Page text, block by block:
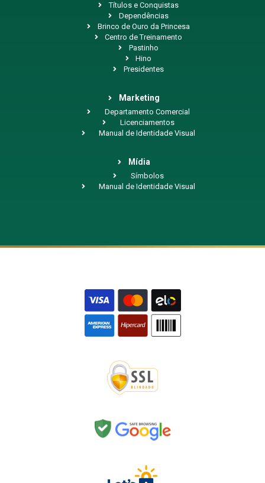
Títulos e Conquistas
Dependências
Brinco de Ouro da Princesa
Centro de Treinamento
Pastinho
Hino
Presidentes
Marketing
Departamento Comercial
Licenciamentos
Manual de Identidade Visual
Mídia
Símbolos
Manual de Identidade Visual